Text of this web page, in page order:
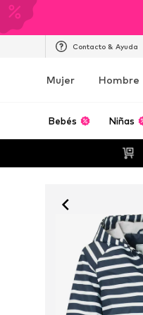
Contacto & Ayuda
Mujer Hombre
Bebés Niñas